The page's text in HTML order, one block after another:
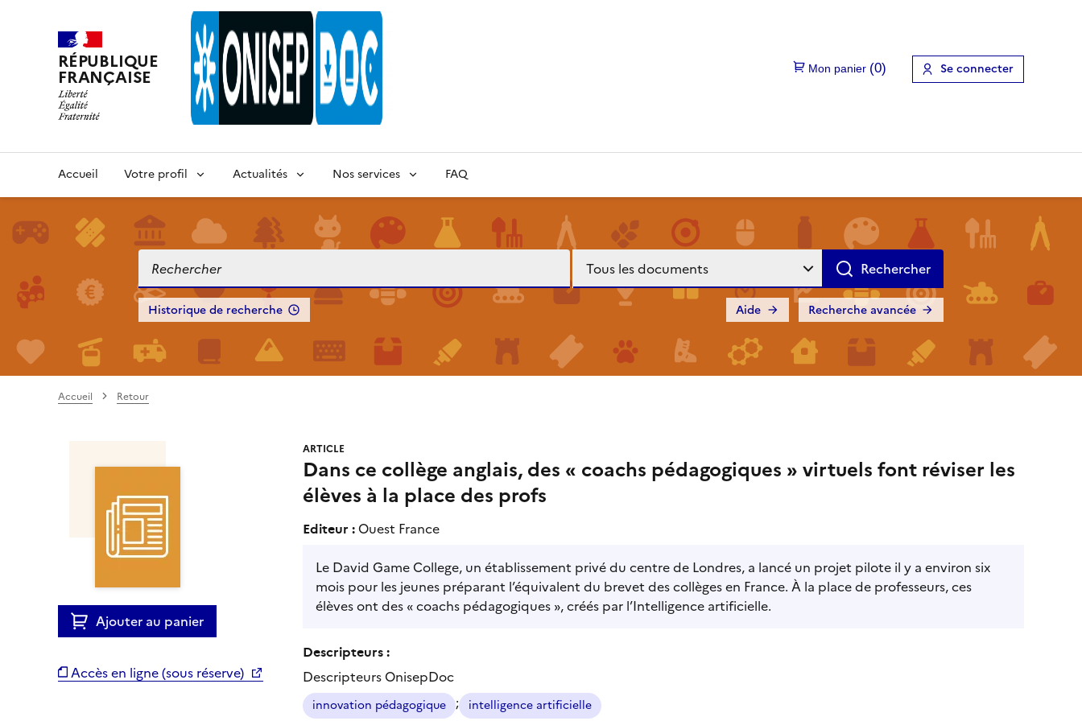
RÉPUBLIQUE
FRANÇAISE Se connecter
Accueil Votre profil Actualités Nos services FAQ
Historique de recherche Recherche avancée
Aide
Accueil Retour
Ajouter au panier
Accès en ligne (sous réserve)
ARTICLE
Dans ce collège anglais, des « coachs pédagogiques » virtuels font réviser les
élèves à la place des profs
Editeur : Ouest France
Le David Game College, un établissement privé du centre de Londres, a lancé un projet pilote il y a environ six
mois pour les jeunes préparant l’équivalent du brevet des collèges en France. À la place de professeurs, ces
élèves ont des « coachs pédagogiques », créés par l’Intelligence artificielle.
Descripteurs :
Descripteurs OnisepDoc
innovation pédagogique ; intelligence artificielle